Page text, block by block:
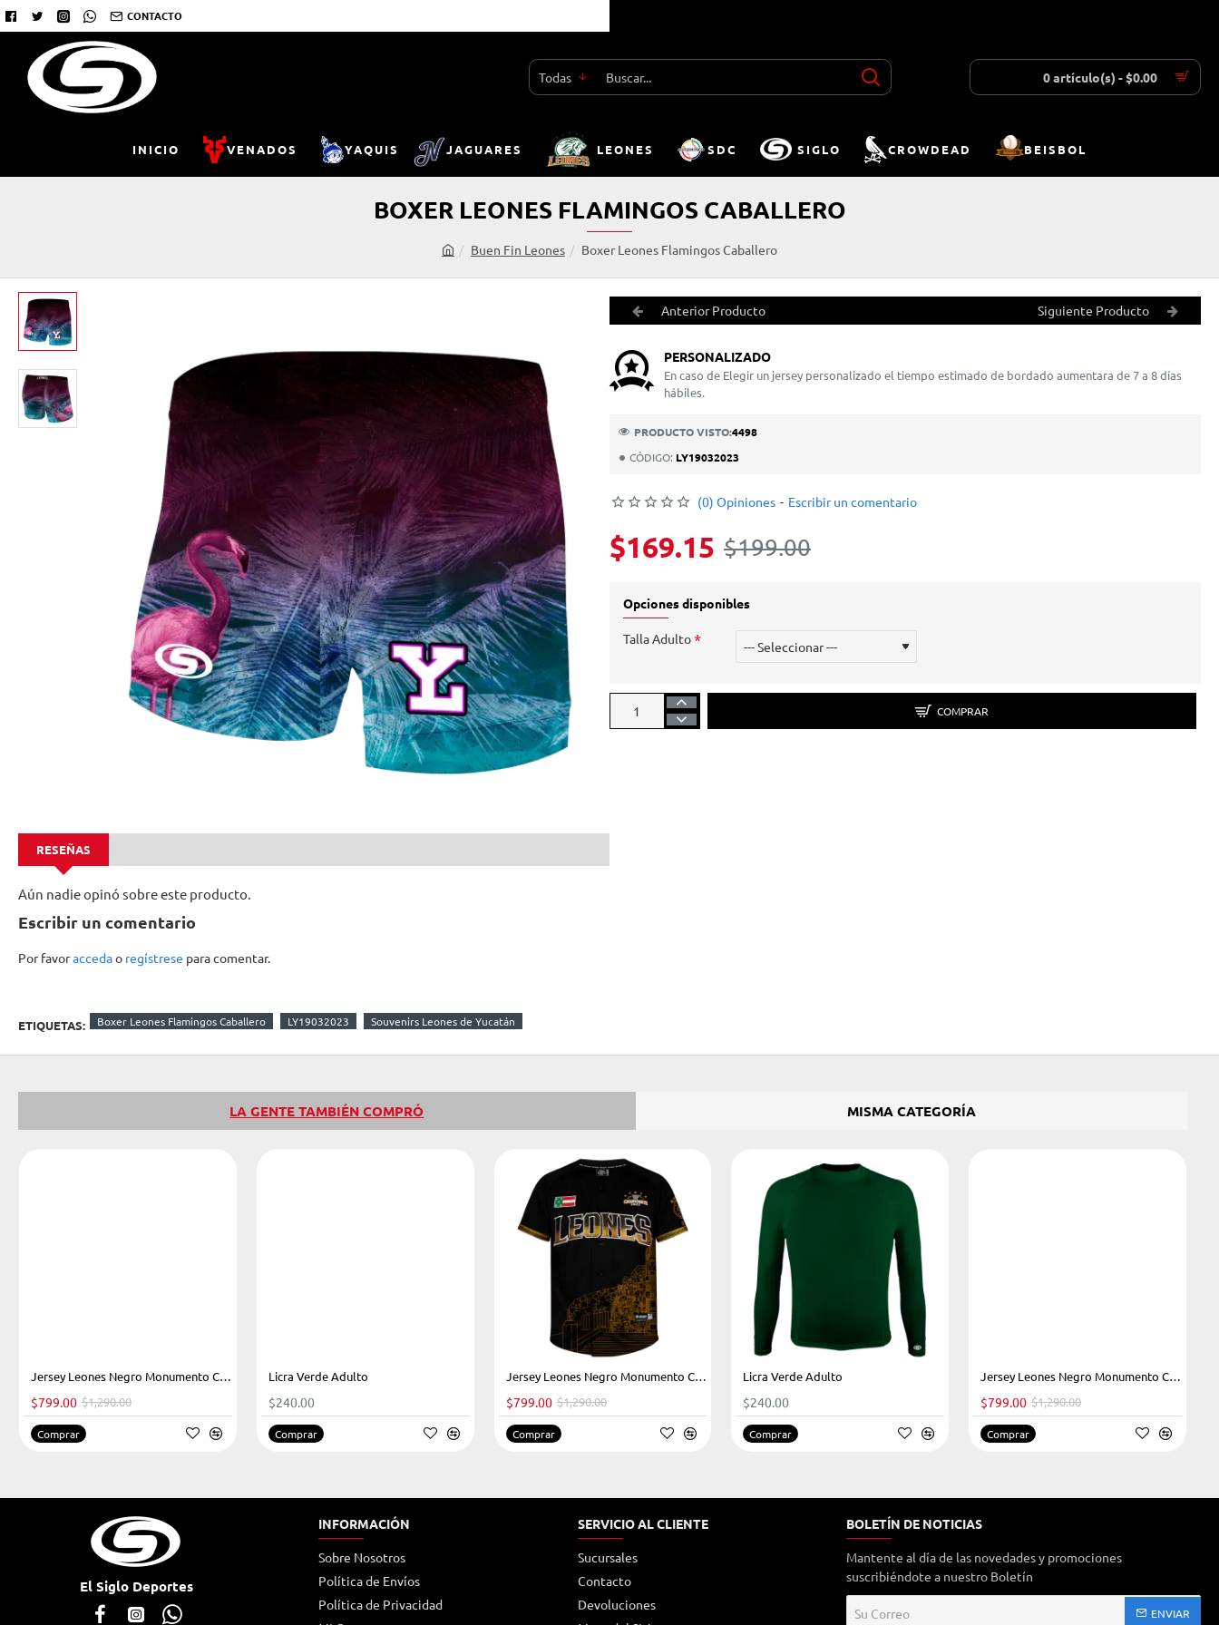
CONTACTO
Todas
Buscar... 0 artículo(s) - $0.00
INICIO VENADOS YAQUIS JAGUARES LEONES SDC SIGLO CROWDEAD BEISBOL
BOXER LEONES FLAMINGOS CABALLERO
o
Buen Fin Leones Boxer Leones Flamingos Caballero
RESEÑAS
Aún nadie opinó sobre este producto.
Escribir un comentario
Por favoraccedao regístrese para comentar.
Anterior Producto Siguiente Producto
PERSONALIZADO
En caso de Elegir un jersey personalizado el tiempo estimado de bordado aumentara de 7 a 8 días
hábiles.
CÓDIGO: LY19032023
PRODUCTO VISTO:4498
(0) Opiniones - Escribir un comentario
$169.15 $199.00
Opciones disponibles
Talla Adulto
COMPRAR
ETIQUETAS: Boxer Leones Flamingos Caballero LY19032023 Souvenirs Leones de Yucatán
LA GENTE TAMBIÉN COMPRÓ MISMA CATEGORÍA
-38%Jersey Leones Negro Monumento Caballero 2023
$799.00 $1,290.00
Comprar
Licra Verde Adulto
$240.00
Comprar
-38%Jersey Leones Negro Monumento Caballero 2023
$799.00 $1,290.00
Comprar
Licra Verde Adulto
$240.00
Comprar
-38%Jersey Leones Negro Monumento Caballero 2023
$799.00 $1,290.00
Comprar
El Siglo Deportes
INFORMACIÓN
Sobre Nosotros
Política de Envíos
Política de Privacidad
SERVICIO AL CLIENTE
Sucursales
Contacto
Devoluciones
BOLETÍN DE NOTICIAS
Mantente al día de las novedades y promociones
suscribiéndote a nuestro Boletín
ENVIAR